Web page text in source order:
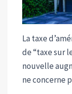
La taxe
de “taxe sur
nouvelle
ne concerne